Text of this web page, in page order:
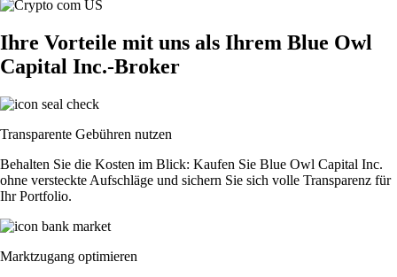
Ihre Vorteile mit uns als Ihrem Blue Owl
Capital Inc.-Broker
Transparente Gebühren nutzen
Behalten Sie die Kosten im Blick: Kaufen Sie Blue Owl Capital Inc.
ohne versteckte Aufschläge und sichern Sie sich volle Transparenz für
Ihr Portfolio.
Marktzugang optimieren